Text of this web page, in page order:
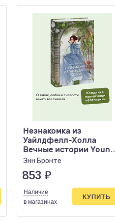
Незнакомка из
Уайлдфелл-Холла
Вечные истории Young
Adult
Энн Бронте
853 ₽
Наличие
в магазинах
КУПИТЬ